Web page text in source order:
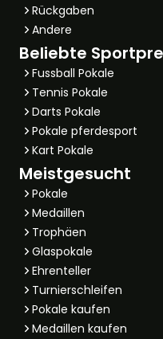
Rückgaben
Andere
Beliebte
Fussball Pokale
Tennis Pokale
Darts Pokale
Pokale pferdesport
Kart Pokale
Meistgesucht
Pokale
Medaillen
Trophäen
Glaspokale
Ehrenteller
Turnierschleifen
Pokale kaufen
Medaillen kaufen